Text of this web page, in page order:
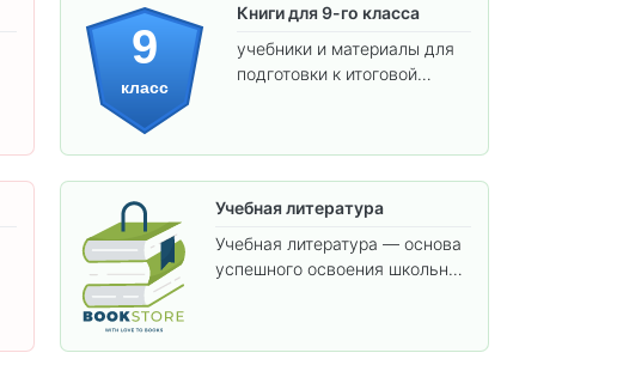
9
класс
Книги для 9-го класса
учебники и материалы для
подготовки к итоговой
Учебная литература
Учебная литература — основа
успешного освоения школьной